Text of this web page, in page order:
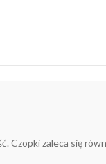
Czopki zaleca się